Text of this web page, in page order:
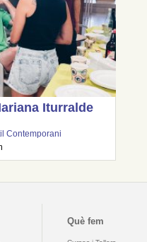
Iturralde
Contemporani
Què fem